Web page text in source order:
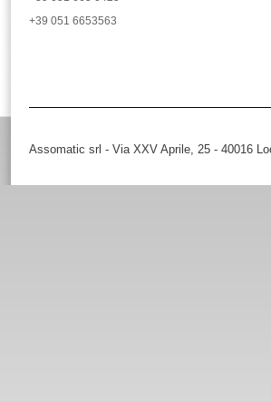
+39 051 6653563
Assomatic srl - Via XXV Aprile, 25 - 40016